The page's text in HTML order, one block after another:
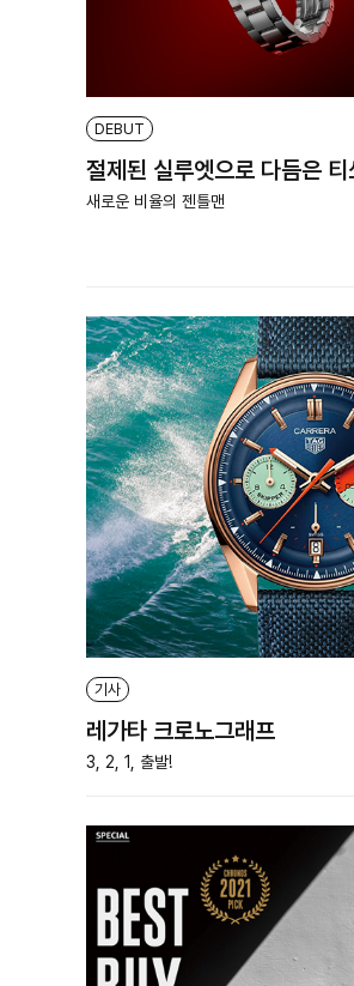
DEBUT
절제된 실루엣으로 다듬은
새로운 비율의 젠틀맨
기사
레가타 크로노그래프
3, 2, 1, 출발!